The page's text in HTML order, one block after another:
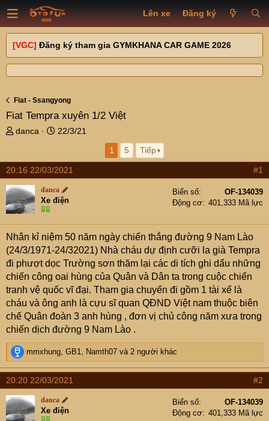
Lên xe Đăng ký
[VGC] Đăng ký tham gia GYMKHANA CAR GAME 2026
Fiat - Ssangyong
Fiat Tempra xuyên 1/2 Việt
T
e
a
d
s
t
r
e
r
danca
N
y
g
ử
i
22/3/21
1
5 Tiếp
20:16 22/03/2021 #1
danca
Xe điện
Biển số
OF-134039
Động cơ
401,333 Mã lực
Nhân kỉ niệm 50 năm ngày chiến thắng đường 9 Nam Lào
(24/3/1971-24/32021) Nhà cháu dự định cưỡi la già Tempra
đi phượt dọc Trường sơn thăm lại các di tích ghi dấu những
chiến công oai hùng của Quân và Dân ta trong cuộc chiến
tranh vệ quốc vĩ đại. Tham gia chuyến đi gồm 1 tài xế là
cháu và ông anh là cựu sĩ quan QĐND Việt nam thuộc biên
chế Quân đoàn 3 anh hùng , đơn vị chủ công năm xưa trong
chiến dịch đường 9 Nam Lào .
R
e
a
c
t
i
o
mmxhung, GB1, Namth07 và 2 người khác
20:20 22/03/2021 #2
danca
Xe điện
Biển số
OF-134039
Động cơ
401,333 Mã lực